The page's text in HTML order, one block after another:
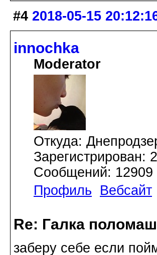
#4 2018-05-15
innochka
Moderator
Откуда:
Зарегистрирован:
Сообщений: 12909
Профиль
Вебсайт
Re: Галка
заберу себе если